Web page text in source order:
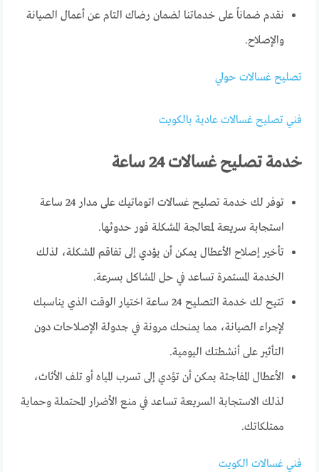
نقدم ضماناً على خدماتنا لضمان رضاك التام عن أعمال الصيانة
والإصلاح.
تصليح غسالات حولي
فني تصليح غسالات عادية بالكويت
خدمة تصليح غسالات 24 ساعة
توفر لك خدمة تصليح غسالات اتوماتيك على مدار 24 ساعة
استجابة سريعة لمعالجة المشكلة فور حدوثها.
تأخير إصلاح الأعطال يمكن أن يؤدي إلى تفاقم المشكلة، لذلك
الخدمة المستمرة تساعد في حل المشاكل بسرعة.
تتيح لك خدمة التصليح 24 ساعة اختيار الوقت الذي يناسبك
لإجراء الصيانة، مما يمنحك مرونة في جدولة الإصلاحات دون
التأثير على أنشطتك اليومية.
الأعطال المفاجئة يمكن أن تؤدي إلى تسرب المياه أو تلف الأثاث،
لذلك الاستجابة السريعة تساعد في منع الأضرار المحتملة وحماية
ممتلكاتك.
فني غسالات الكويت